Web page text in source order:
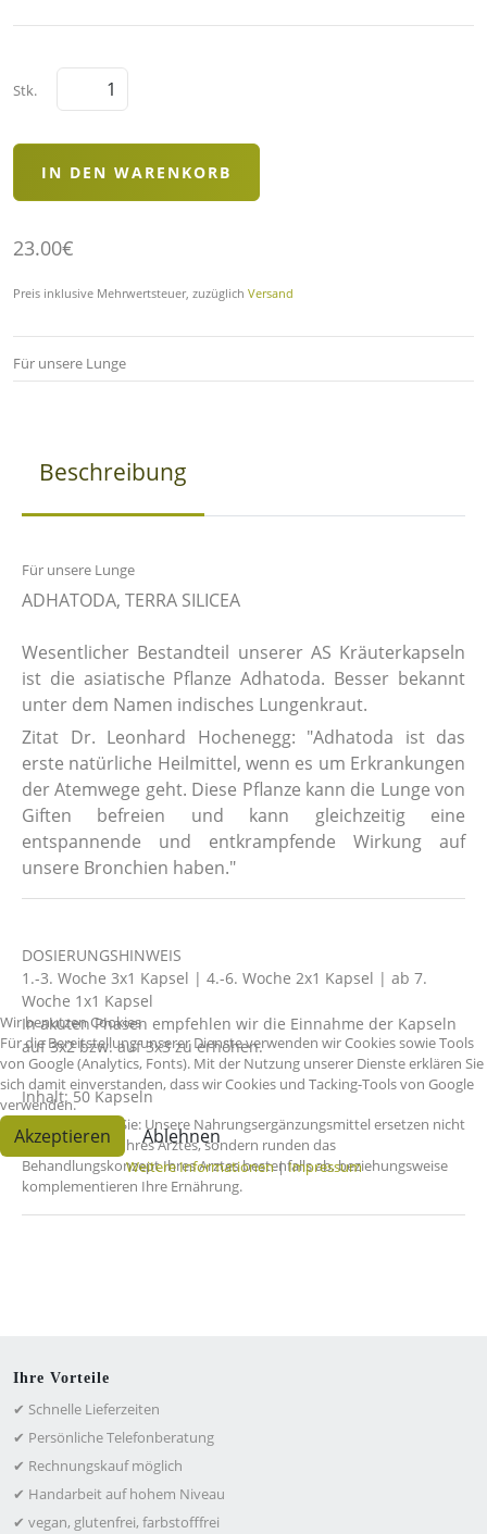
Stk.
23.00€
Preis inklusive Mehrwertsteuer, zuzüglich Versand
Für unsere Lunge
Beschreibung
Für unsere Lunge
ADHATODA, TERRA SILICEA
Wesentlicher Bestandteil unserer AS Kräuterkapseln
ist die asiatische Pflanze Adhatoda. Besser bekannt
unter dem Namen indisches Lungenkraut.
Zitat Dr. Leonhard Hochenegg: "Adhatoda ist das
erste natürliche Heilmittel, wenn es um Erkrankungen
der Atemwege geht. Diese Pflanze kann die Lunge von
Giften befreien und kann gleichzeitig eine
entspannende und entkrampfende Wirkung auf
unsere Bronchien haben."
DOSIERUNGSHINWEIS
1.-3. Woche 3x1 Kapsel | 4.-6. Woche 2x1 Kapsel | ab 7.
Woche 1x1 Kapsel
In akuten Phasen empfehlen wir die Einnahme der Kapseln
auf 3x2 bzw. auf 3x3 zu erhöhen.
Inhalt: 50 Kapseln
Bitte beachten Sie: Unsere Nahrungsergänzungsmittel ersetzen nicht
die Medikation Ihres Arztes, sondern runden das
Behandlungskonzept Ihres Arztes bestenfalls ab, beziehungsweise
komplementieren Ihre Ernährung.
Ihre Vorteile
✔ Schnelle Lieferzeiten
✔ Persönliche Telefonberatung
✔ Rechnungskauf möglich
✔ Handarbeit auf hohem Niveau
✔ vegan, glutenfrei, farbstofffrei
Wir benutzen Cookies
Für die Bereitstellung unserer Dienste verwenden wir Cookies sowie Tools
von Google (Analytics, Fonts). Mit der Nutzung unserer Dienste erklären Sie
sich damit einverstanden, dass wir Cookies und Tacking-Tools von Google
verwenden.
Akzeptieren Ablehnen
Weitere Informationen|Impressum